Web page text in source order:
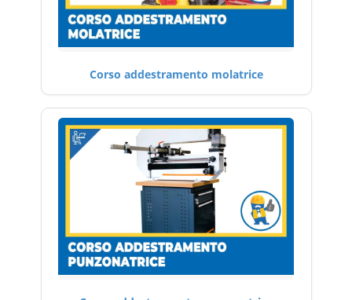
Corso addestramento molatrice